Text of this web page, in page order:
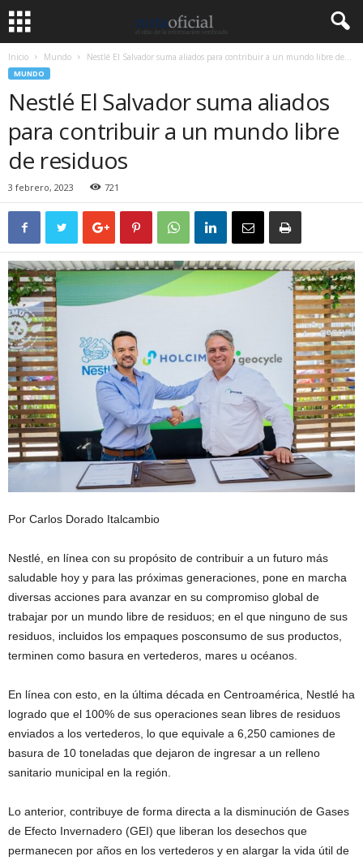
Inicio Mundo Nestlé El Salvador suma aliados para contribuir a un mundo libre de...
MUNDO
Nestlé El Salvador suma aliados
para contribuir a un mundo libre
de residuos
3 febrero, 2023 721
Por Carlos Dorado Italcambio
Nestlé, en línea con su propósito de contribuir a un futuro más
saludable hoy y para las próximas generaciones, pone en marcha
diversas acciones para avanzar en su compromiso global de
trabajar por un mundo libre de residuos; en el que ninguno de sus
residuos, incluidos los empaques posconsumo de sus productos,
terminen como basura en vertederos, mares u océanos.
En línea con esto, en la última década en Centroamérica, Nestlé ha
logrado que el 100% de sus operaciones sean libres de residuos
enviados a los vertederos, lo que equivale a 6,250 camiones de
basura de 10 toneladas que dejaron de ingresar a un relleno
sanitario municipal en la región.
Lo anterior, contribuye de forma directa a la disminución de Gases
de Efecto Invernadero (GEI) que liberan los desechos que
permanecen por años en los vertederos y en alargar la vida útil de